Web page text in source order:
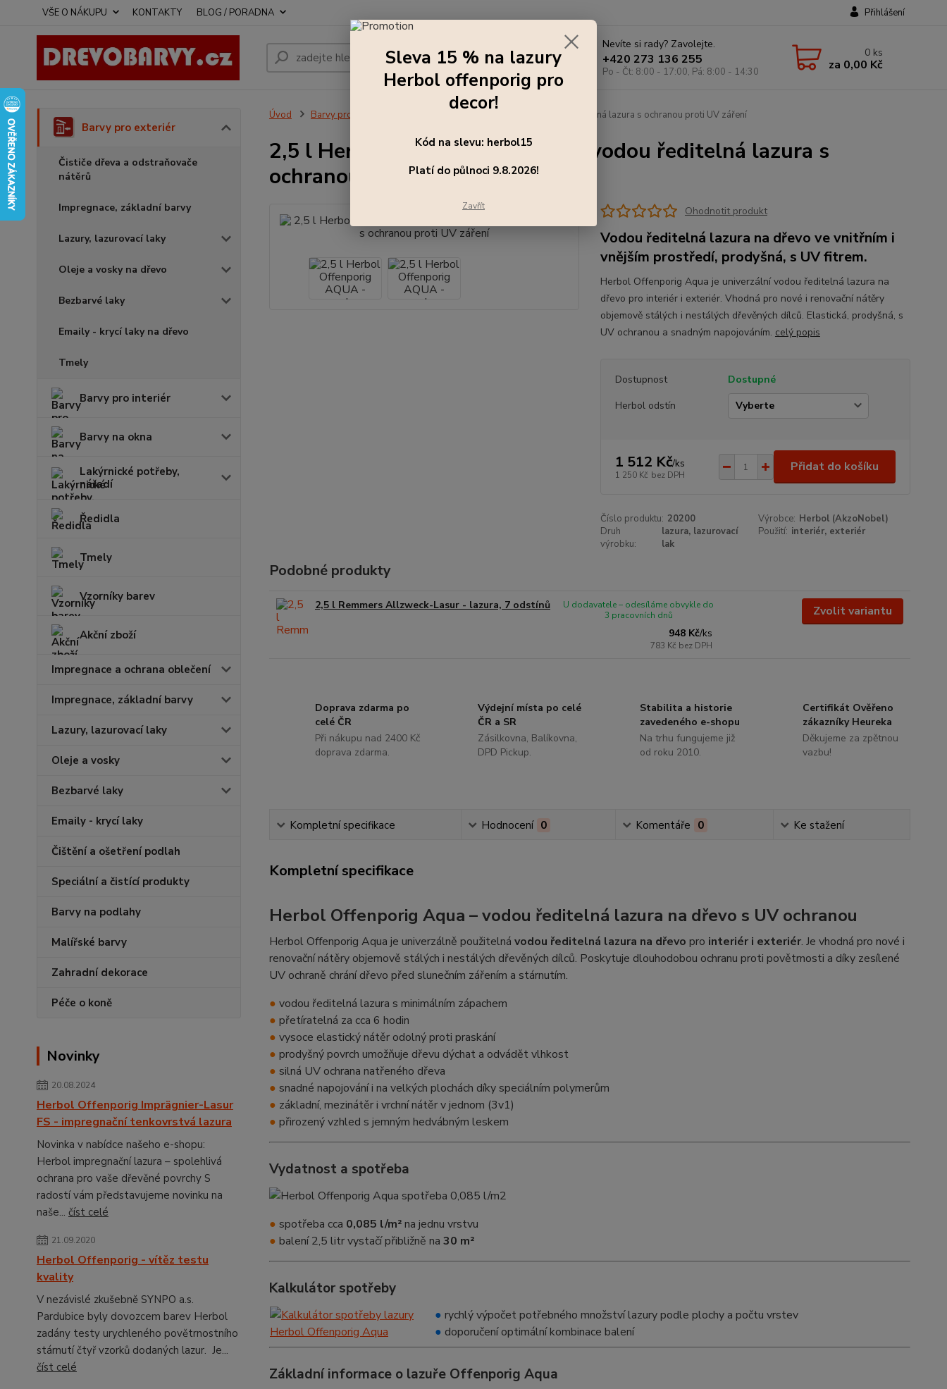
VŠE O NÁKUPU KONTAKTY BLOG / PORADNA Přihlášení
Hledat
Nevíte si rady? Zavolejte.
+420 273 136 255
Po - Čt: 8:00 - 17:00, Pá: 8:00 - 14:30
0 ks
za 0,00 Kč
Barvy pro exteriér
Čističe dřeva a odstraňovače
nátěrů
Impregnace, základní barvy
Lazury, lazurovací laky
Oleje a vosky na dřevo
Bezbarvé laky
Emaily - krycí laky na dřevo
Tmely
Barvy pro interiér
Barvy na okna
Lakýrnické potřeby,
nářadí
Ředidla
Tmely
Vzorníky barev
Akční zboží
Impregnace a ochrana oblečení
Impregnace, základní barvy
Lazury, lazurovací laky
Oleje a vosky
Bezbarvé laky
Emaily - krycí laky
Čištění a ošetření podlah
Speciální a čistící produkty
Barvy na podlahy
Malířské barvy
Zahradní dekorace
Péče o koně
Novinky
20.08.2024
Herbol Offenporig Imprägnier-Lasur
FS - impregnační tenkovrstvá lazura
Novinka v nabídce našeho e-shopu:
Herbol impregnační lazura – spolehlivá
ochrana pro vaše dřevěné povrchy S
radostí vám představujeme novinku na
naše... číst celé
21.09.2020
Herbol Offenporig - vítěz testu
kvality
V nezávislé zkušebně SYNPO a.s.
Pardubice byly dovozcem barev Herbol
zadány testy urychleného povětrnostního
stárnutí čtyř vzorků dodaných lazur. Je...
číst celé
Úvod Barvy pro exteriér 2,5 l Herbol Offenporig AQUA - vodou ředitelná lazura s ochranou proti UV záření
2,5 l Herbol Offenporig AQUA - vodou ředitelná lazura s
ochranou proti UV záření
Ohodnotit produkt
Vodou ředitelná lazura na dřevo ve vnitřním i
vnějším prostředí, prodyšná, s UV fitrem.
Herbol Offenporig Aqua je univerzální vodou ředitelná lazura na
dřevo pro interiér i exteriér. Vhodná pro nové i renovační nátěry
objemově stálých i nestálých dřevěných dílců. Elastická, prodyšná, s
UV ochranou a snadným napojováním. celý popis
Dostupnost
Dostupné
Herbol odstín
1 512 Kč/ks
1 250 Kč bez DPH
Přidat do košíku
Číslo produktu: 20200 Výrobce: Herbol (AkzoNobel)
Druh
výrobku:
lazura, lazurovací
lak
Použití: interiér, exteriér
Podobné produkty
2,5 l Remmers Allzweck-Lasur - lazura, 7 odstínů
948 Kč/ks
783 Kč bez DPH
U dodavatele – odesíláme obvykle do
3 pracovních dnů
Zvolit variantu
Doprava zdarma po
celé ČR
Při nákupu nad 2400 Kč
doprava zdarma.
Výdejní místa po celé
ČR a SR
Zásilkovna, Balíkovna,
DPD Pickup.
Stabilita a historie
zavedeného e-shopu
Na trhu fungujeme již
od roku 2010.
Certifikát Ověřeno
zákazníky Heureka
Děkujeme za zpětnou
vazbu!
Kompletní specifikace Hodnocení 0 Komentáře 0 Ke stažení
Kompletní specifikace
Herbol Offenporig Aqua – vodou ředitelná lazura na dřevo s UV ochranou
Herbol Offenporig Aqua je univerzálně použitelná vodou ředitelná lazura na dřevo pro interiér i exteriér. Je vhodná pro nové i
renovační nátěry objemově stálých i nestálých dřevěných dílců. Poskytuje dlouhodobou ochranu proti povětrnosti a díky zesílené
UV ochraně chrání dřevo před slunečním zářením a stárnutím.
● vodou ředitelná lazura s minimálním zápachem
● přetíratelná za cca 6 hodin
● vysoce elastický nátěr odolný proti praskání
● prodyšný povrch umožňuje dřevu dýchat a odvádět vlhkost
● silná UV ochrana natřeného dřeva
● snadné napojování i na velkých plochách díky speciálním polymerům
● základní, mezinátěr i vrchní nátěr v jednom (3v1)
● přirozený vzhled s jemným hedvábným leskem
Vydatnost a spotřeba
● spotřeba cca 0,085 l/m²na jednu vrstvu
● balení 2,5 litr vystačí přibližně na 30 m²
Kalkulátor spotřeby
● rychlý výpočet potřebného množství lazury podle plochy a počtu vrstev
● doporučení optimální kombinace balení
Základní informace o lazuře Offenporig Aqua
Sleva 15 % na lazury
Herbol offenporig pro
decor!
Kód na slevu: herbol15
Platí do půlnoci 9.8.2026!
Zavřít